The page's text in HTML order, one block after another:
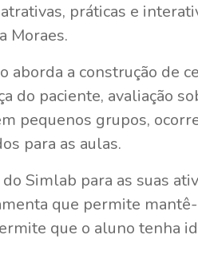
práticas e
Moraes.
aborda a construção de
do paciente, avaliação
pequenos grupos,
para as aulas.
Simlab para as suas
que permite
que o aluno tenha